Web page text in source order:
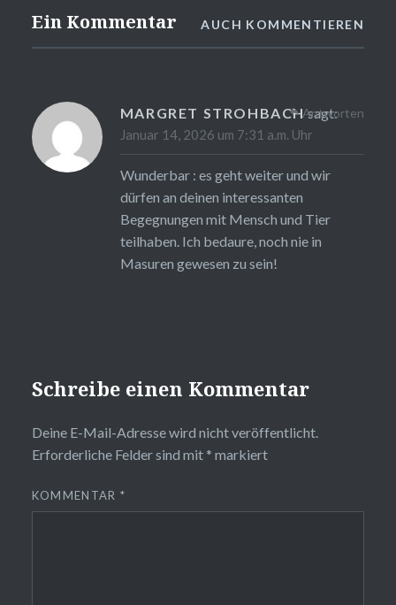
Ein Kommentar AUCH KOMMENTIEREN
MARGRET STROHBACHsagt:
Januar 14, 2026 um 7:31 a.m. Uhr
Wunderbar : es geht weiter und wir
dürfen an deinen interessanten
Begegnungen mit Mensch und Tier
teilhaben. Ich bedaure, noch nie in
Masuren gewesen zu sein!
Antworten
Schreibe einen Kommentar
Deine E-Mail-Adresse wird nicht veröffentlicht.
Erforderliche Felder sind mit * markiert
KOMMENTAR *